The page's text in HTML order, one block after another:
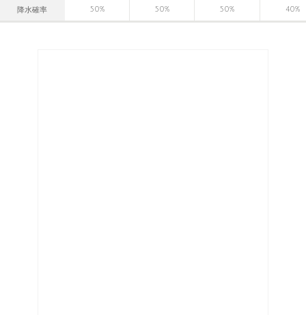
降水確率 50% 50% 50% 40%